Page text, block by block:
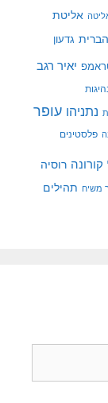
אליטת
גדעון
יאיר רגב
נתניהו עופר
פלסטינים
קורונה רוסיה
משיח תהילים